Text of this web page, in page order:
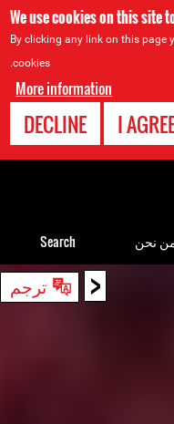
We use cookies on this site
By clicking any link on this page
cookies.
More information
I
DECLINE
< ترجم
نحن Search